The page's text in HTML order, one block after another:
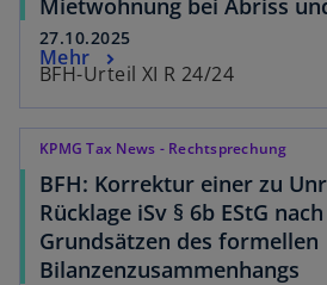
27.10.2025
BFH-Urteil XI R 24/24
Mehr
KPMG Tax News - Rechtsprechung
BFH: Korrektur einer zu
Rücklage iSv § 6b EStG
Grundsätzen des formellen
Bilanzenzusammenhangs